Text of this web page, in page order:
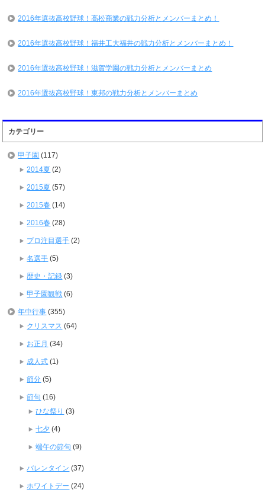
2016年選抜高校野球！高松商業の戦力分析とメンバーまとめ！
2016年選抜高校野球！福井工大福井の戦力分析とメンバーまとめ！
2016年選抜高校野球！滋賀学園の戦力分析とメンバーまとめ
2016年選抜高校野球！東邦の戦力分析とメンバーまとめ
カテゴリー
甲子園 (117)
2014夏 (2)
2015夏 (57)
2015春 (14)
2016春 (28)
プロ注目選手 (2)
名選手 (5)
歴史・記録 (3)
甲子園観戦 (6)
年中行事 (355)
クリスマス (64)
お正月 (34)
成人式 (1)
節分 (5)
節句 (16)
ひな祭り (3)
七夕 (4)
端午の節句 (9)
バレンタイン (37)
ホワイトデー (24)